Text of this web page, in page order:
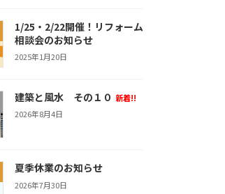
1/25・2/22開催！リフォーム
相談会のお知らせ
2025年1月20日
建築と風水 その１０ 新着!!
2026年8月4日
夏季休業のお知らせ
2026年7月30日